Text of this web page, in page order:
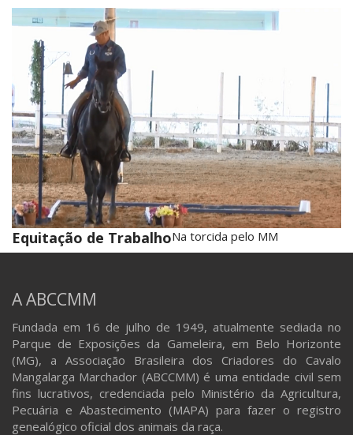
Equitação de TrabalhoNa torcida pelo MM
A ABCCMM
Fundada em 16 de julho de 1949, atualmente sediada no
Parque de Exposições da Gameleira, em Belo Horizonte
(MG), a Associação Brasileira dos Criadores do Cavalo
Mangalarga Marchador (ABCCMM) é uma entidade civil sem
fins lucrativos, credenciada pelo Ministério da Agricultura,
Pecuária e Abastecimento (MAPA) para fazer o registro
genealógico oficial dos animais da raça.